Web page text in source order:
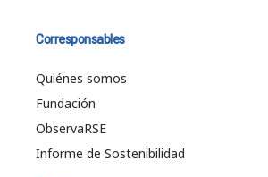
Corresponsables
Quiénes somos
Fundación
ObservaRSE
Informe de Sostenibilidad